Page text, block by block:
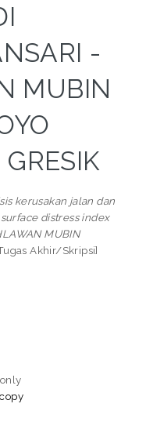
-
MUBIN
kerusakan jalan dan
distress index
MUBIN
Akhir/Skripsi]